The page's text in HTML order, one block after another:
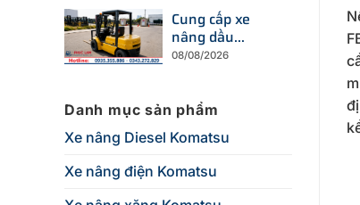
FD30NT-16
Cung cấp xe
nâng dầu
Komatsu 2.5 tấn
08/08/2026
Danh mục sản phẩm
Xe nâng Diesel Komatsu
Xe nâng điện Komatsu